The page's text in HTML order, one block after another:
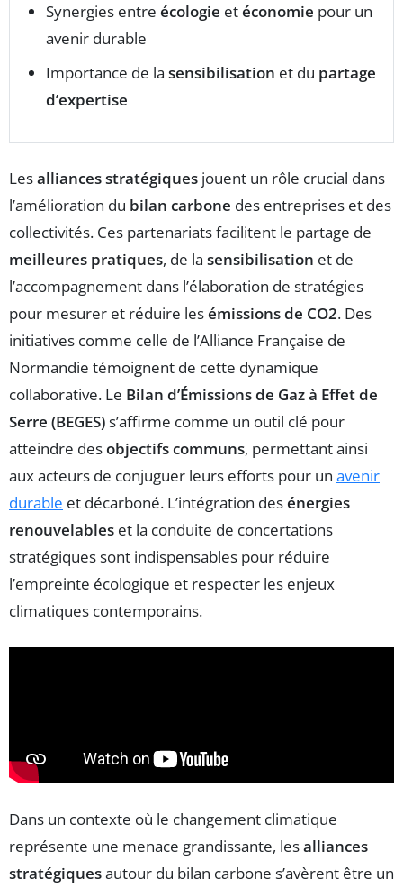
Synergies entre écologie etéconomie pour un
avenir durable
Importance de la sensibilisation et du partage
d’expertise
Lesalliances stratégiques jouent un rôle crucial dans
l’amélioration du bilan carbone des entreprises et des
collectivités. Ces partenariats facilitent le partage de
meilleures pratiques, de la sensibilisation et de
l’accompagnement dans l’élaboration de stratégies
pour mesurer et réduire lesémissions de CO2. Des
initiatives comme celle de l’Alliance Française de
Normandie témoignent de cette dynamique
collaborative. Le Bilan d’Émissions de Gaz à Effet de
Serre (BEGES)s’affirme comme un outil clé pour
atteindre desobjectifs communs, permettant ainsi
aux acteurs de conjuguer leurs efforts pour un avenir
durable et décarboné. L’intégration desénergies
renouvelables et la conduite de concertations
stratégiques sont indispensables pour réduire
l’empreinte écologique et respecter les enjeux
climatiques contemporains.
Dans un contexte où le changement climatique
représente une menace grandissante, lesalliances
stratégiquesautour du bilan carbone s’avèrent être un